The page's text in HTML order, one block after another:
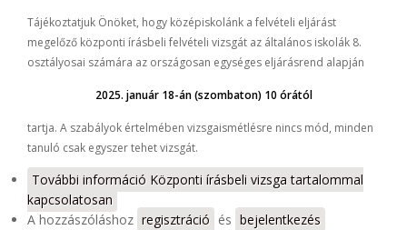
Tájékoztatjuk Önöket, hogy középiskolánk a felvételi eljárást
megelőző központi írásbeli felvételi vizsgát az általános iskolák 8.
osztályosai számára az országosan egységes eljárásrend alapján
2025. január 18-án (szombaton) 10 órától
tartja. A szabályok értelmében vizsgaismétlésre nincs mód, minden
tanuló csak egyszer tehet vizsgát.
További információ Központi írásbeli vizsga tartalommal
kapcsolatosan
A hozzászóláshoz regisztráció és bejelentkezés